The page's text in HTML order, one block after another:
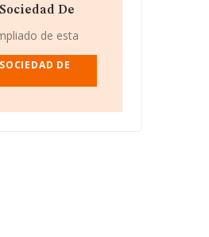
la información
empleados inferior a
Patrimonial S.L
Calle Nadal núm. 20
De
de esta
DE